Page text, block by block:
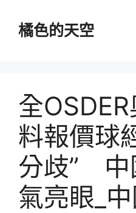
橘色的天空
全
料報價球
分歧” 中
氣亮眼_